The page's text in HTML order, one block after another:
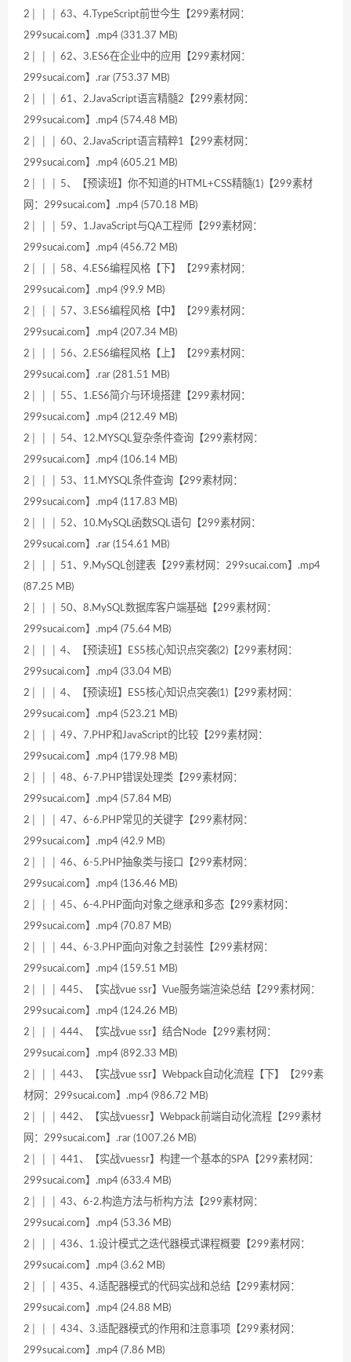
2│ │ │ 63、4.TypeScript前世今生【299素材网：
299sucai.com】.mp4 (331.37 MB)
2│ │ │ 62、3.ES6在企业中的应用【299素材网：
299sucai.com】.rar (753.37 MB)
2│ │ │ 61、2.JavaScript语言精髓2【299素材网：
299sucai.com】.mp4 (574.48 MB)
2│ │ │ 60、2.JavaScript语言精粹1【299素材网：
299sucai.com】.mp4 (605.21 MB)
2│ │ │ 5、【预读班】你不知道的HTML+CSS精髓(1)【299素材
网：299sucai.com】.mp4 (570.18 MB)
2│ │ │ 59、1.JavaScript与QA工程师【299素材网：
299sucai.com】.mp4 (456.72 MB)
2│ │ │ 58、4.ES6编程风格【下】【299素材网：
299sucai.com】.mp4 (99.9 MB)
2│ │ │ 57、3.ES6编程风格【中】【299素材网：
299sucai.com】.mp4 (207.34 MB)
2│ │ │ 56、2.ES6编程风格【上】【299素材网：
299sucai.com】.rar (281.51 MB)
2│ │ │ 55、1.ES6简介与环境搭建【299素材网：
299sucai.com】.mp4 (212.49 MB)
2│ │ │ 54、12.MYSQL复杂条件查询【299素材网：
299sucai.com】.mp4 (106.14 MB)
2│ │ │ 53、11.MYSQL条件查询【299素材网：
299sucai.com】.mp4 (117.83 MB)
2│ │ │ 52、10.MySQL函数SQL语句【299素材网：
299sucai.com】.rar (154.61 MB)
2│ │ │ 51、9.MySQL创建表【299素材网：299sucai.com】.mp4
(87.25 MB)
2│ │ │ 50、8.MySQL数据库客户端基础【299素材网：
299sucai.com】.mp4 (75.64 MB)
2│ │ │ 4、【预读班】ES5核心知识点突袭(2)【299素材网：
299sucai.com】.mp4 (33.04 MB)
2│ │ │ 4、【预读班】ES5核心知识点突袭(1)【299素材网：
299sucai.com】.mp4 (523.21 MB)
2│ │ │ 49、7.PHP和JavaScript的比较【299素材网：
299sucai.com】.mp4 (179.98 MB)
2│ │ │ 48、6-7.PHP错误处理类【299素材网：
299sucai.com】.mp4 (57.84 MB)
2│ │ │ 47、6-6.PHP常见的关键字【299素材网：
299sucai.com】.mp4 (42.9 MB)
2│ │ │ 46、6-5.PHP抽象类与接口【299素材网：
299sucai.com】.mp4 (136.46 MB)
2│ │ │ 45、6-4.PHP面向对象之继承和多态【299素材网：
299sucai.com】.mp4 (70.87 MB)
2│ │ │ 44、6-3.PHP面向对象之封装性【299素材网：
299sucai.com】.mp4 (159.51 MB)
2│ │ │ 445、【实战vue ssr】Vue服务端渲染总结【299素材网：
299sucai.com】.mp4 (124.26 MB)
2│ │ │ 444、【实战vue ssr】结合Node【299素材网：
299sucai.com】.mp4 (892.33 MB)
2│ │ │ 443、【实战vue ssr】Webpack自动化流程【下】【299素
材网：299sucai.com】.mp4 (986.72 MB)
2│ │ │ 442、【实战vuessr】Webpack前端自动化流程【299素材
网：299sucai.com】.rar (1007.26 MB)
2│ │ │ 441、【实战vuessr】构建一个基本的SPA【299素材网：
299sucai.com】.mp4 (633.4 MB)
2│ │ │ 43、6-2.构造方法与析构方法【299素材网：
299sucai.com】.mp4 (53.36 MB)
2│ │ │ 436、1.设计模式之迭代器模式课程概要【299素材网：
299sucai.com】.mp4 (3.62 MB)
2│ │ │ 435、4.适配器模式的代码实战和总结【299素材网：
299sucai.com】.mp4 (24.88 MB)
2│ │ │ 434、3.适配器模式的作用和注意事项【299素材网：
299sucai.com】.mp4 (7.86 MB)